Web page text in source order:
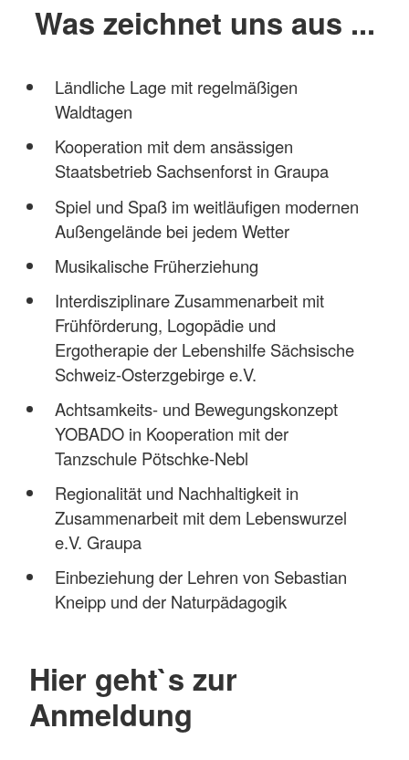
Was zeichnet uns aus ...
Ländliche Lage mit regelmäßigen
Waldtagen
Kooperation mit dem ansässigen
Staatsbetrieb Sachsenforst in Graupa
Spiel und Spaß im weitläufigen modernen
Außengelände bei jedem Wetter
Musikalische Früherziehung
Interdisziplinare Zusammenarbeit mit
Frühförderung, Logopädie und
Ergotherapie der Lebenshilfe Sächsische
Schweiz-Osterzgebirge e.V.
Achtsamkeits- und Bewegungskonzept
YOBADO in Kooperation mit der
Tanzschule Pötschke-Nebl
Regionalität und Nachhaltigkeit in
Zusammenarbeit mit dem Lebenswurzel
e.V. Graupa
Einbeziehung der Lehren von Sebastian
Kneipp und der Naturpädagogik
Hier geht`s zur
Anmeldung